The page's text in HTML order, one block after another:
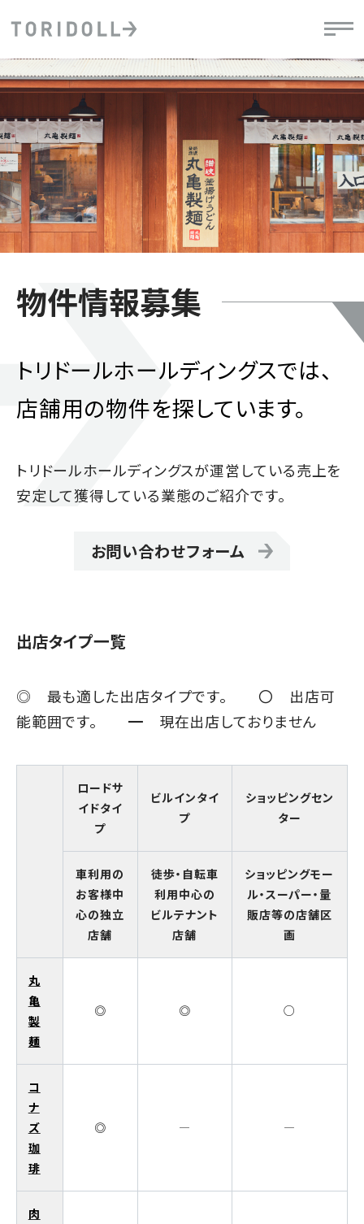
物件情報募集
トリドールホールディングスでは、
店舗用の物件を探しています。
トリドールホールディングスが運営している売上を
安定して獲得している業態のご紹介です。
お問い合わせフォーム
出店タイプ一覧
◎ 最も適した出店タイプです。 〇 出店可
能範囲です。 ━ 現在出店しておりません
ロードサ
イドタイ
プ
ビルインタイ
プ
ショッピングセン
ター
車利用の
お客様中
心の独立
店舗
徒歩・自転車
利用中心の
ビルテナント
店舗
ショッピングモー
ル・スーパー・量
販店等の店舗区
画
丸
亀
製
麺
◎ ◎ ○
コ
ナ
ズ
珈
琲
◎ ― ―
肉